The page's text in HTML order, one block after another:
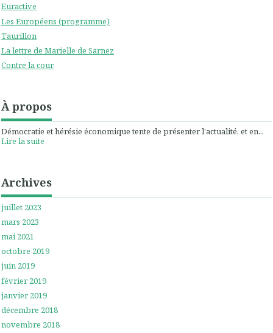
Euractive
Les Européens (programme)
Taurillon
La lettre de Marielle de Sarnez
Contre la cour
À propos
Démocratie et hérésie économique tente de présenter l'actualité, et en...
Lire la suite
Archives
juillet 2023
mars 2023
mai 2021
octobre 2019
juin 2019
février 2019
janvier 2019
décembre 2018
novembre 2018